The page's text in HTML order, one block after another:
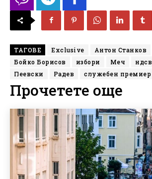
ТАГОВЕ Exclusive Антон Станков
Бойко Борисов
избори Меч ндсв
Пеевски
Радев служебен премиер
Прочетете още